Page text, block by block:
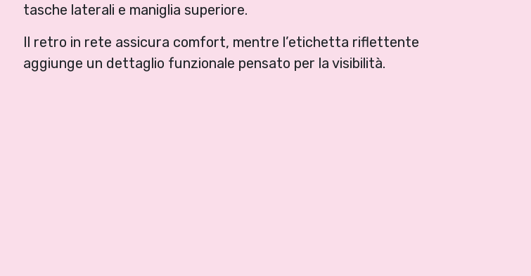
tasche laterali e maniglia superiore.
Il retro in rete assicura comfort, mentre l’etichetta riflettente
aggiunge un dettaglio funzionale pensato per la visibilità.